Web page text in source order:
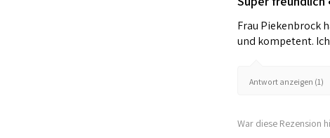
Frau Piekenbrock
und kompetent.
Antwort anzeigen (1)
War diese Rezension